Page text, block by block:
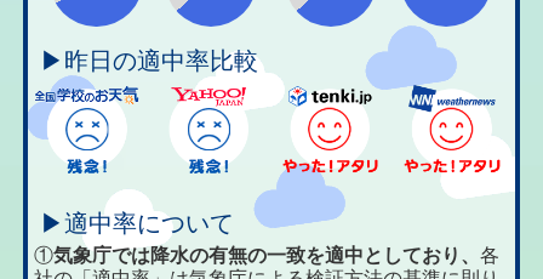
▶昨日の適中率比較
▶適中率について
①気象庁では降水の有無の一致を適中としており、各